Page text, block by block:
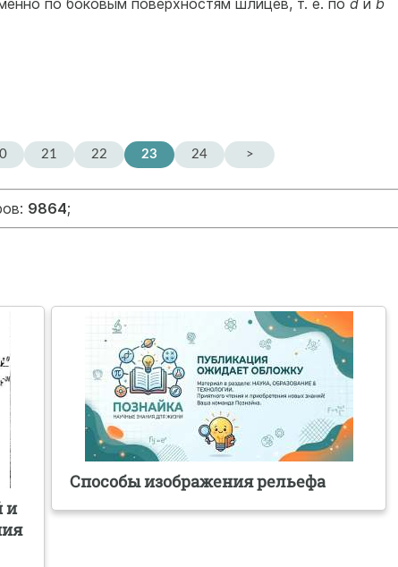
по боковым поверхностям шлицев, т. е. по dи b
21 22 23 24 >
9864;
и
Способы изображения рельефа